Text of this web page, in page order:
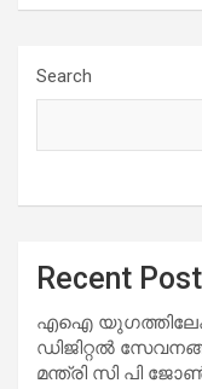
Search
Recent
എഐ
ഡിജിറ്റൽ
മന്ത്രി സി പി